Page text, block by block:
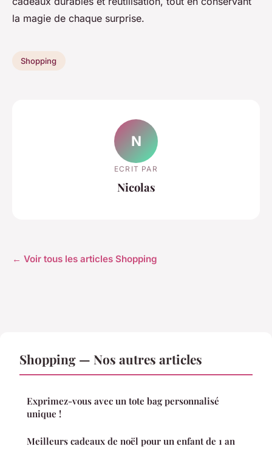
la magie de chaque surprise.
Shopping
N
ECRIT PAR
Nicolas
← Voir tous les articles Shopping
Shopping — Nos autres articles
Exprimez-vous avec un tote bag personnalisé
unique !
Meilleurs cadeaux de noël pour un enfant de 1 an